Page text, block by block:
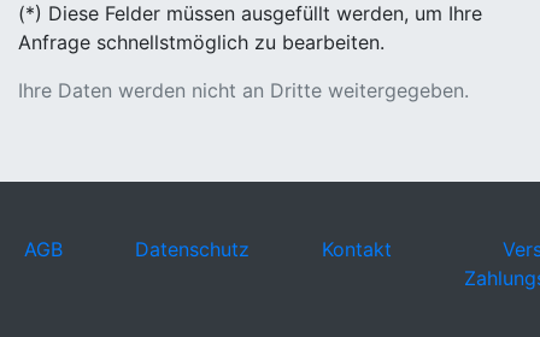
(*) Diese Felder müssen ausgefüllt werden, um Ihre
Anfrage schnellstmöglich zu bearbeiten.
Ihre Daten werden nicht an Dritte weitergegeben.
AGB Datenschutz Kontakt